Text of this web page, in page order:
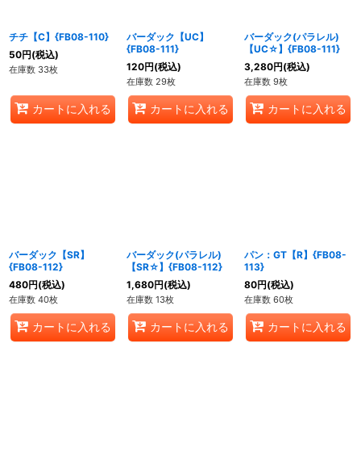
チチ【C】{FB08-110}
50円(税込)
在庫数 33枚
カートに入れる
バーダック【UC】
{FB08-111}
120円(税込)
在庫数 29枚
カートに入れる
バーダック(パラレル)
【UC☆】{FB08-111}
3,280円(税込)
在庫数 9枚
カートに入れる
バーダック【SR】
{FB08-112}
480円(税込)
在庫数 40枚
カートに入れる
バーダック(パラレル)
【SR☆】{FB08-112}
1,680円(税込)
在庫数 13枚
カートに入れる
パン：GT【R】{FB08-
113}
80円(税込)
在庫数 60枚
カートに入れる